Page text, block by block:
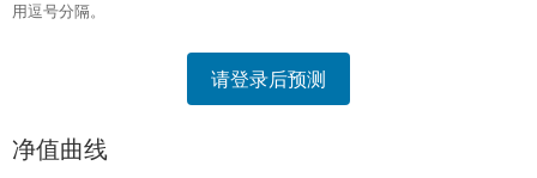
用逗号分隔。
请登录后预测
净值曲线